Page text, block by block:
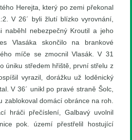
Herejta, který po zemi překonal
V 26´ byli žlutí blízko vyrovnání,
naběhl nebezpečný Kroutil a jeho
Vlasáka skončilo na brankové
míče se zmocnil Vlasák. V 31
úniku středem hřiště, první střelu z
vyrazil, dorážku už loděnický
V 36´ unikl po pravé straně Šolc,
zablokoval domácí obránce na roh.
hráči přečíslení, Galbavý uvolnil
pok. území přestřelil hostující